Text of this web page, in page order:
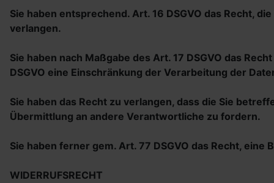
Sie haben entsprechend. Art. 16 DSGVO das Recht,
verlangen.
Sie haben nach Maßgabe des Art. 17 DSGVO das
DSGVO eine Einschränkung der Verarbeitung der
Sie haben das Recht zu verlangen, dass die Sie
Übermittlung an andere Verantwortliche zu fordern.
Sie haben ferner gem. Art. 77 DSGVO das Recht,
WIDERRUFSRECHT